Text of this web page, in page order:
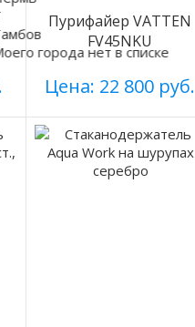
Пурифайер VATTEN
FV45NKU
Цена: 22 800 руб.
города нет в списке